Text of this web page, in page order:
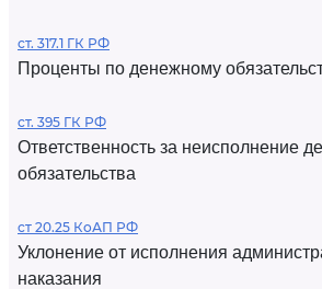
ст. 317.1 ГК РФ
Проценты по денежному
ст. 395 ГК РФ
Ответственность за неисполнение
обязательства
ст 20.25 КоАП РФ
Уклонение от исполнения
наказания